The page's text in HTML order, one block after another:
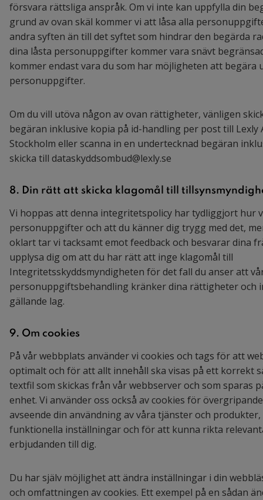
försvara rättsliga anspråk. Om vi inte kan uppfylla din
grund av ovan skäl kommer vi att låsa alla
andra syften än till det syftet som hindrar den begärda
dina låsta personuppgifter kommer vara snävt
kommer endast vara du som har möjligheten att begära
personuppgifter.
Om du vill utöva någon av ovan rättigheter, vänligen
begäran inklusive kopia på id-handling per post till Lexly
Stockholm eller scanna in en undertecknad begäran
skicka till dataskyddsombud@lexly.se
8. Din rätt att skicka klagomål till
Vi hoppas att denna integritetspolicy har tydliggjort hur
personuppgifter och att du känner dig trygg med det,
oklart tar vi tacksamt emot feedback och besvarar dina
upplysa dig om att du har rätt att inge klagomål till
Integritetsskyddsmyndigheten för det fall du anser att
personuppgiftsbehandling kränker dina rättigheter och
gällande lag.
9. Om cookies
På vår webbplats använder vi cookies och tags för att
optimalt och för att allt innehåll ska visas på ett korrekt
textfil som skickas från vår webbserver och som sparas
enhet. Vi använder oss också av cookies för
avseende din användning av våra tjänster och
funktionella inställningar och för att kunna rikta
erbjudanden till dig.
Du har själv möjlighet att ändra inställningar i din
och omfattningen av cookies. Ett exempel på en sådan